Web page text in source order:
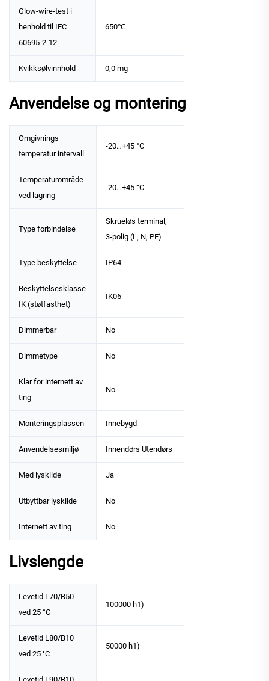
Glow-wire-test i
henhold til IEC
60695-2-12
650℃
Kvikksølvinnhold 0,0 mg
Anvendelse og montering
Omgivnings
temperatur intervall
-20…+45 °C
Temperaturområde
ved lagring
-20…+45 °C
Type forbindelse
Skrueløs terminal,
3-polig (L, N, PE)
Type beskyttelse IP64
Beskyttelsesklasse
IK (støtfasthet)
IK06
Dimmerbar No
Dimmetype No
Klar for internett av
ting
No
Monteringsplassen Innebygd
Anvendelsesmiljø Innendørs Utendørs
Med lyskilde Ja
Utbyttbar lyskilde No
Internett av ting No
Livslengde
Levetid L70/B50
ved 25 °C
100000 h1)
Levetid L80/B10
ved 25 °C
50000 h1)